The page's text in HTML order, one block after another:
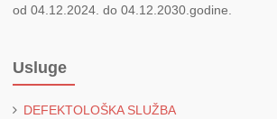
od 04.12.2024. do 04.12.2030.godine.
Usluge
DEFEKTOLOŠKA SLUŽBA